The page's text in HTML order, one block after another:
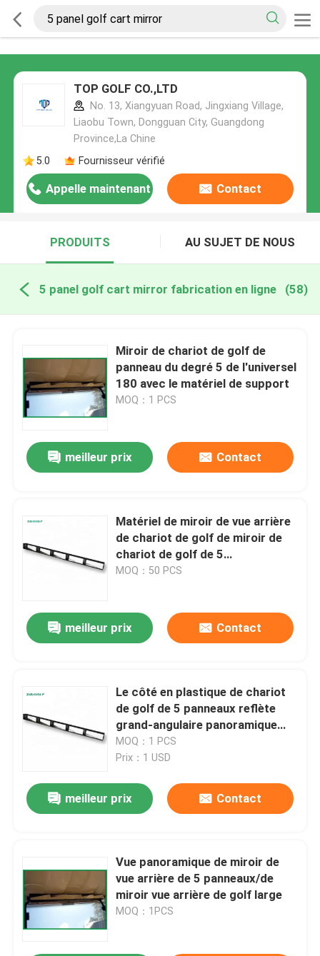
TOP GOLF CO.,LTD
No. 13, Xiangyuan Road, Jingxiang Village,
Liaobu Town, Dongguan City, Guangdong
Province,La Chine
5.0
Fournisseur vérifié
Appelle maintenant Contact
PRODUITS AU SUJET DE NOUS
5 panel golf cart mirror fabrication en ligne (58)
Miroir de chariot de golf de
panneau du degré 5 de l'universel
180 avec le matériel de support
MOQ：1 PCS
meilleur prix Contact
Matériel de miroir de vue arrière
de chariot de golf de miroir de
chariot de golf de 5
panneaux/180 degrés inclus
MOQ：50 PCS
meilleur prix Contact
Le côté en plastique de chariot
de golf de 5 panneaux reflète
grand-angulaire panoramique
pour la voiture de club
MOQ：1 PCS
Prix：1 USD
meilleur prix Contact
Vue panoramique de miroir de
vue arrière de 5 panneaux/de
miroir vue arrière de golf large
MOQ：1PCS